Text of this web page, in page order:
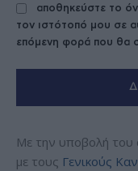
αποθηκεύστε το
τον ιστότοπό μου σε
επόμενη φορά που θα
Με την υποβολή του
με τους Γενικούς